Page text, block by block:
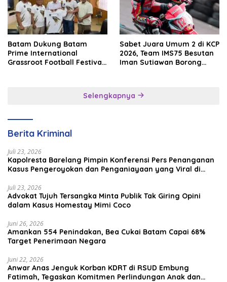
Batam Dukung Batam
Prime International
Grassroot Football Festival
Sabet Juara Umum 2 di KCP
2026, Team IMS75 Besutan
Iman Sutiawan Borong
Selengkapnya
Berita Kriminal
Juli 23, 2026
Kapolresta Barelang Pimpin Konferensi Pers Penanganan
Kasus Pengeroyokan dan Penganiayaan yang Viral di
Juli 23, 2026
Advokat Tujuh Tersangka Minta Publik Tak Giring Opini
dalam Kasus Homestay Mimi Coco
Juni 26, 2026
Amankan 554 Penindakan, Bea Cukai Batam Capai 68%
Target Penerimaan Negara
Juni 22, 2026
Anwar Anas Jenguk Korban KDRT di RSUD Embung
Fatimah, Tegaskan Komitmen Perlindungan Anak dan